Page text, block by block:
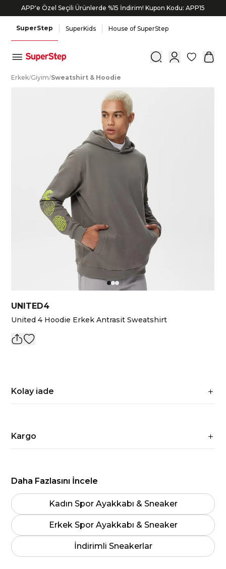
APP'e Özel Seçili Ürünlerde %15 İndirim! Kupon Kodu: APP15
SuperStep SuperKids House of SuperStep
0
Erkek/Giyim/Sweatshirt & Hoodie
UNITED4
United 4 Hoodie Erkek Antrasit Sweatshirt
Kolay iade
Kargo
Daha Fazlasını İncele
Kadın Spor Ayakkabı & Sneaker
Erkek Spor Ayakkabı & Sneaker
İndirimli Sneakerlar